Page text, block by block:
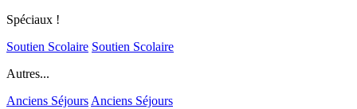
Spéciaux !
Soutien Scolaire Soutien Scolaire
Autres...
Anciens Séjours Anciens Séjours